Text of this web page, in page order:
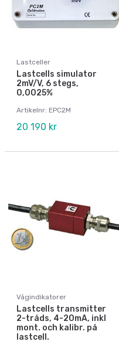
Lastceller
Lastcells simulator
2mV/V, 6 stegs,
0,0025%
Artikelnr: EPC2M
20 190 kr
Vågindikatorer
Lastcells transmitter
2-tråds, 4-20mA, inkl
mont. och kalibr. på
lastcell.